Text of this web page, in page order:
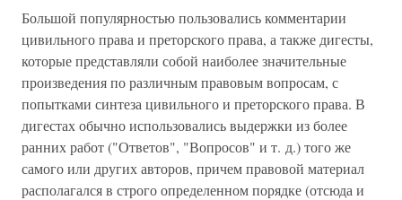
Большой популярностью пользовались комментарии
цивильного права и преторского права, а также дигесты,
которые представляли собой наиболее значительные
произведения по различным правовым вопросам, с
попытками синтеза цивильного и преторского права. В
дигестах обычно использовались выдержки из более
ранних работ ("Ответов", "Вопросов" и т. д.) того же
самого или других авторов, причем правовой материал
располагался в строго определенном порядке (отсюда и